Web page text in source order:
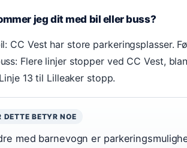
jeg dit med bil eller buss?
CC Vest har store parkeringsplasser.
Flere linjer stopper ved CC Vest,
13 til Lilleaker stopp.
DETTE BETYR NOE
med barnevogn er